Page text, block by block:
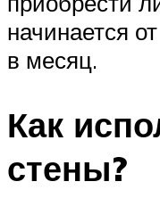
начинается
в месяц.
Как
стены?